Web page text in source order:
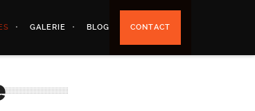
GALERIE BLOG CONTACT